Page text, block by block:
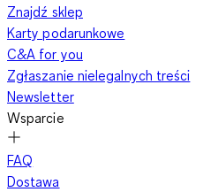
Znajdź sklep
Karty podarunkowe
C&A for you
Zgłaszanie nielegalnych treści
Newsletter
Wsparcie
FAQ
Dostawa